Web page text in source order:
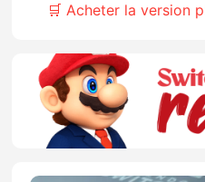
🛒 Acheter la version